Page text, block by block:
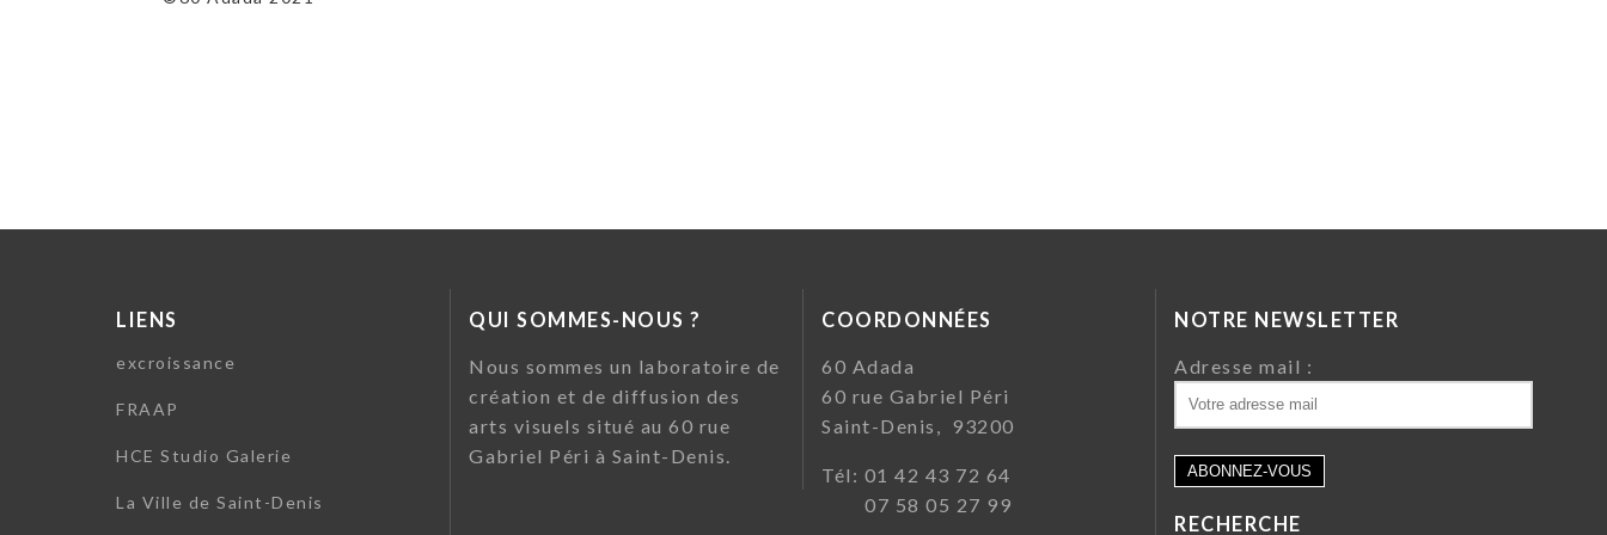
LIENS
excroissance
FRAAP
HCE Studio Galerie
La Ville de Saint-Denis
QUI SOMMES-NOUS ?
Nous sommes un laboratoire de
création et de diffusion des
arts visuels situé au 60 rue
Gabriel Péri à Saint-Denis.
COORDONNÉES
60 Adada
60 rue Gabriel Péri
Saint-Denis, 93200
Tél: 01 42 43 72 64
07 58 05 27 99
NOTRE NEWSLETTER
Adresse mail :
RECHERCHE